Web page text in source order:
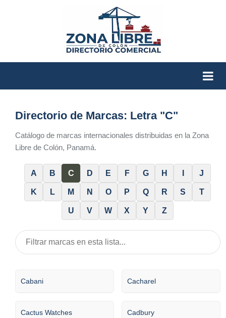
Directorio de Marcas: Letra "C"
Catálogo de marcas internacionales distribuidas en la Zona
Libre de Colón, Panamá.
A B C D E F G H J
K L M N O P Q R S T
U V W X Y Z
Cabani Cacharel
Cactus Watches Cadbury